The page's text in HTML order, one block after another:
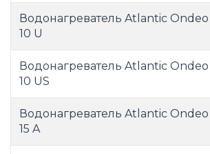
Водонагреватель Atlantic Ondeo
10 U
Водонагреватель Atlantic Ondeo
10 US
Водонагреватель Atlantic Ondeo
15 A